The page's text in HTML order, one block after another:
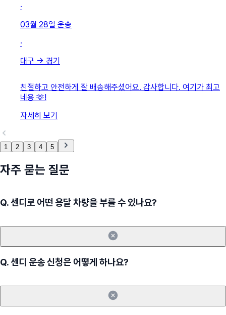
·
03월 28일 운송
·
대구 → 경기
친절하고 안전하게 잘 배송해주셨어요. 감사합니다. 여기가 최고
네용 🫶!
자세히 보기
1 2 3 4 5
자주 묻는 질문
Q.센디로 어떤 용달 차량을 부를 수 있나요?
Q.센디 운송 신청은 어떻게 하나요?